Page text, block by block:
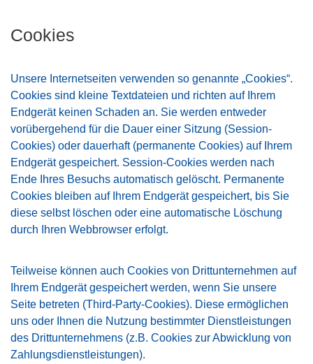
Cookies
Unsere Internetseiten verwenden so genannte „Cookies“.
Cookies sind kleine Textdateien und richten auf Ihrem
Endgerät keinen Schaden an. Sie werden entweder
vorübergehend für die Dauer einer Sitzung (Session-
Cookies) oder dauerhaft (permanente Cookies) auf Ihrem
Endgerät gespeichert. Session-Cookies werden nach
Ende Ihres Besuchs automatisch gelöscht. Permanente
Cookies bleiben auf Ihrem Endgerät gespeichert, bis Sie
diese selbst löschen oder eine automatische Löschung
durch Ihren Webbrowser erfolgt.
Teilweise können auch Cookies von Drittunternehmen auf
Ihrem Endgerät gespeichert werden, wenn Sie unsere
Seite betreten (Third-Party-Cookies). Diese ermöglichen
uns oder Ihnen die Nutzung bestimmter Dienstleistungen
des Drittunternehmens (z.B. Cookies zur Abwicklung von
Zahlungsdienstleistungen).